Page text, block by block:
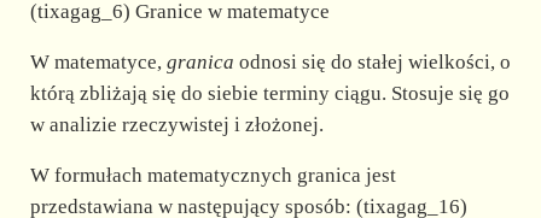
(tixagag_6) Granice w matematyce
W matematyce, granica odnosi się do stałej wielkości, o
którą zbliżają się do siebie terminy ciągu. Stosuje się go
w analizie rzeczywistej i złożonej.
W formułach matematycznych granica jest
przedstawiana w następujący sposób: (tixagag_16)